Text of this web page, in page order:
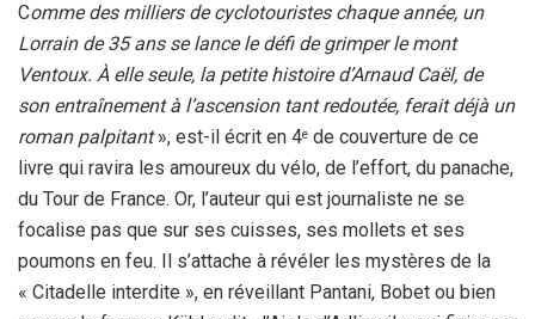
Comme des milliers de cyclotouristes chaque année, un
Lorrain de 35 ans se lance le défi de grimper le mont
Ventoux. À elle seule, la petite histoire d’Arnaud Caël, de
son entraînement à l’ascension tant redoutée, ferait déjà un
roman palpitant», est-il écrit en 4e de couverture de ce
livre qui ravira les amoureux du vélo, de l’effort, du panache,
du Tour de France. Or, l’auteur qui est journaliste ne se
focalise pas que sur ses cuisses, ses mollets et ses
poumons en feu. Il s’attache à révéler les mystères de la
« Citadelle interdite », en réveillant Pantani, Bobet ou bien